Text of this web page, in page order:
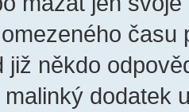
již někdo
dodatek